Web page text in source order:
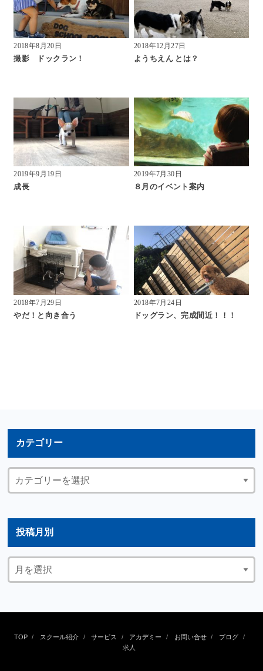
2018年8月20日
撮影 ドックラン！
2018年12月27日
ようちえん とは？
2019年9月19日
成長
2019年7月30日
８月のイベント案内
2018年7月29日
やだ！と向き合う
2018年7月24日
ドッグラン、完成間近！！！
カテゴリー
投稿月別
TOP スクール紹介 サービス アカデミー お問い合せ
ブログ
求人